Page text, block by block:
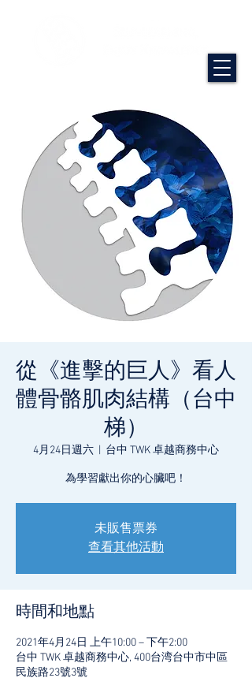
從《進擊的巨人》看人
體骨骼肌肉結構（台中
梯）
4月24日週六 台中 TWK 卓越商務中心
為學習獻出你的心臟吧！
未販售票券
查看其他活動
時間和地點
2021年4月24日 上午10:00 – 下午2:00
台中 TWK 卓越商務中心, 400台湾台中市中區
民族路23號3號